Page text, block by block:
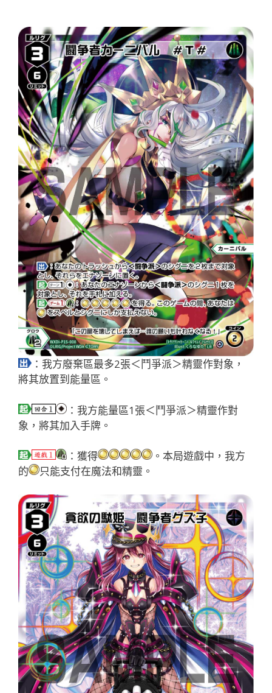
：我方廢棄區最多2張＜鬥爭派＞精靈作對象，
將其放置到能量區。
：我方能量區1張＜鬥爭派＞精靈作對
象，將其加入手牌。
：獲得
。本局遊戲中，我方
的
只能支付在魔法和精靈。